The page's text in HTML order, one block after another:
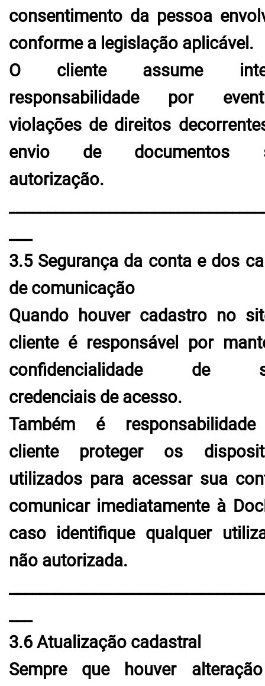
consentimento da pessoa
conforme a legislação aplicável.
O cliente assume
responsabilidade por
violações de direitos
envio de documentos
autorização.
___
3.5 Segurança da conta e dos
de comunicação
Quando houver cadastro no
cliente é responsável por
confidencialidade de
credenciais de acesso.
Também é
cliente proteger os
utilizados para acessar sua
comunicar imediatamente à
caso identifique qualquer
não autorizada.
___
3.6 Atualização cadastral
Sempre que houver